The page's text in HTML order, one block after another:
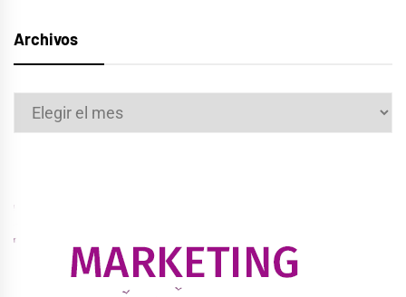
Archivos
Archivos